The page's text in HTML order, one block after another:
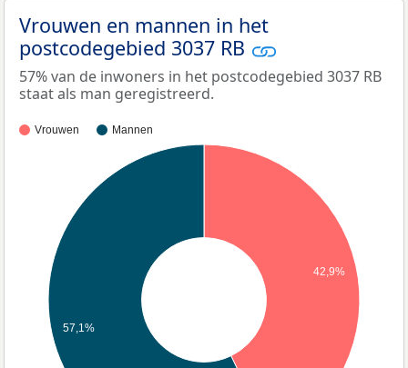
Vrouwen en mannen in het
postcodegebied 3037 RB
57% van de inwoners in het postcodegebied 3037 RB
staat als man geregistreerd.
Vrouwen Mannen
42,9%
57,1%